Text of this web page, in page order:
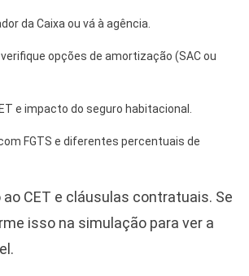
da Caixa ou vá à agência.
opções de amortização (SAC ou
e impacto do seguro habitacional.
FGTS e diferentes percentuais de
CET e cláusulas contratuais. Se
isso na simulação para ver a